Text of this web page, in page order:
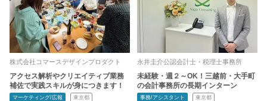
株式会社コマースデザインプロダクト
アクセス解析やクリエイティブ業務
補佐で実践スキルが身につきます！
マーケティング/広報 東京都
永井圭介公認会計士・税理士事務所
未経験・週２～OK！三越前・大手町
の会計事務所の長期インターン
事務/アシスタント 東京都